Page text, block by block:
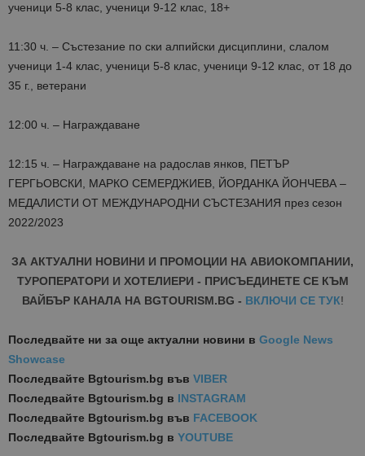
ученици 5-8 клас, ученици 9-12 клас, 18+
11:30 ч. – Състезание по ски алпийски дисциплини, слалом
ученици 1-4 клас, ученици 5-8 клас, ученици 9-12 клас, от 18 до
35 г., ветерани
12:00 ч. – Награждаване
12:15 ч. – Награждаване на радослав янков , ПЕТЪР
ГЕРГЬОВСКИ, МАРКО СЕМЕРДЖИЕВ, ЙОРДАНКА ЙОНЧЕВА –
МЕДАЛИСТИ ОТ МЕЖДУНАРОДНИ СЪСТЕЗАНИЯ през сезон
2022/2023
ЗА АКТУАЛНИ НОВИНИ И ПРОМОЦИИ НА АВИОКОМПАНИИ,
ТУРОПЕРАТОРИ И ХОТЕЛИЕРИ - ПРИСЪЕДИНЕТЕ СЕ КЪМ
ВАЙБЪР КАНАЛА НА BGTOURISM.BG - ВКЛЮЧИ СЕ ТУК!
Последвайте ни за още актуални новини в Google News
Showcase
Последвайте Bgtourism.bg във VIBER
Последвайте Bgtourism.bg в INSTAGRAM
Последвайте Bgtourism.bg във FACEBOOK
Последвайте Bgtourism.bg в YOUTUBE